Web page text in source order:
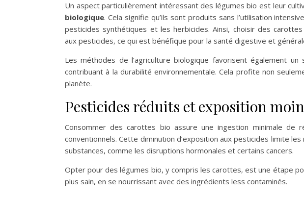
Un aspect particulièrement intéressant des légumes bio est leur
biologique. Cela signifie qu’ils sont produits sans l’utilisation
pesticides synthétiques et les herbicides. Ainsi, choisir des
aux pesticides, ce qui est bénéfique pour la santé digestive et
Les méthodes de l’agriculture biologique favorisent également
contribuant à la durabilité environnementale. Cela profite non
planète.
Pesticides réduits et exposition
Consommer des carottes bio assure une ingestion minimale de
conventionnels. Cette diminution d’exposition aux pesticides limite
substances, comme les disruptions hormonales et certains cancers.
Opter pour des légumes bio, y compris les carottes, est une étape
plus sain, en se nourrissant avec des ingrédients less contaminés.